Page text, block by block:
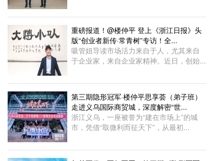
重磅报道！@楼仲平 登上《浙江日报》头
版“创业者新传·常青树”专访！全...
吸管妞导读市场活力来自于人，尤其来自
于企业家，来自企业家精神。近日，创始...
第三期隐形冠军·楼仲平思享荟（弟子班）
走进义乌国际商贸城，深度解密“世...
浙江义乌，一座被誉为“建在市场上”的城
市，凭借“取微利而征天下”，从最初...